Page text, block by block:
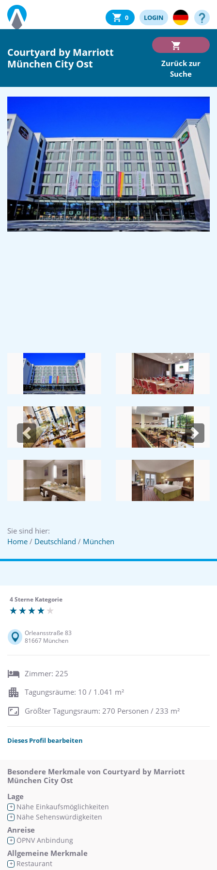
0 LOGIN
Courtyard by Marriott
München City Ost
Zurück zur
Suche
Previous Next
Sie sind hier:
Home / Deutschland / München
4 Sterne Kategorie
Orleansstraße 83
81667 München
Zimmer: 225
Tagungsräume: 10 / 1.041 m²
Größter Tagungsraum: 270 Personen / 233 m²
Dieses Profil bearbeiten
Besondere Merkmale von Courtyard by Marriott
München City Ost
Lage
+ Nähe Einkaufsmöglichkeiten
+ Nähe Sehenswürdigkeiten
Anreise
+ ÖPNV Anbindung
Allgemeine Merkmale
+
Restaurant